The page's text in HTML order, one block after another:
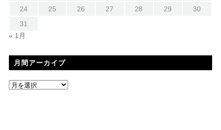
24
25 26 27 28 29
30
31
« 1月
月間アーカイブ